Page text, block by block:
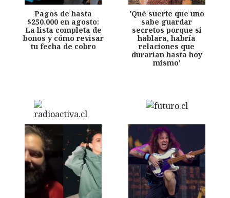
Pagos de hasta
$250.000 en agosto:
La lista completa de
bonos y cómo revisar
tu fecha de cobro
'Qué suerte que uno
sabe guardar
secretos porque si
hablara, habría
relaciones que
durarían hasta hoy
mismo'